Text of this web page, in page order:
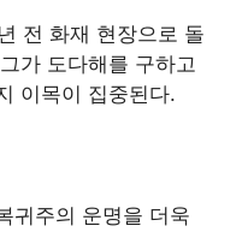
전 화재 현장으로 돌
가 도다해를 구하고
이목이 집중된다.
귀주의 운명을 더욱